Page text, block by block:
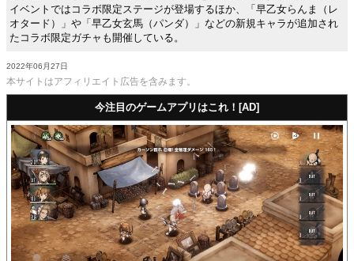
イベントではコラボ限定ステージが登場するほか、「早乙女らんま（レ
オタード）」や「早乙女玄馬（パンダ）」などの新規キャラが追加され
たコラボ限定ガチャも開催している。
2022年06月27日
本サイトはアフィリエイト広告を含みます。
今注目のゲームアプリはこれ！[AD]